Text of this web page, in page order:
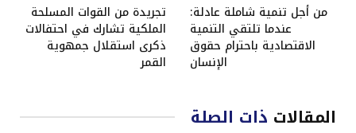
من أجل تنمية شاملة عادلة:
عندما تلتقي التنمية
الاقتصادية باحترام حقوق
الإنسان
تجريدة من القوات المسلحة
الملكية تشارك في احتفالات
ذكرى استقلال جمهوية
القمر
المقالات ذات الصلة